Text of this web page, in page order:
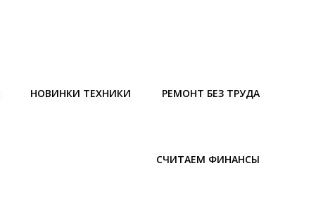
НОВИНКИ ТЕХНИКИ РЕМОНТ БЕЗ ТРУДА
СЧИТАЕМ ФИНАНСЫ